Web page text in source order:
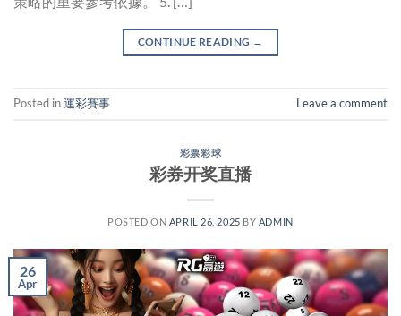
CONTINUE READING →
Posted in運彩賽事 Leave a comment
彩票彩球
彩券开奖直播
POSTED ON APRIL 26, 2025 BY ADMIN
26
Apr